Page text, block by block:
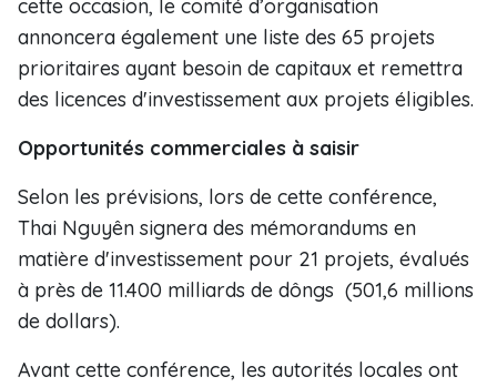
cette occasion, le comité d’organisation
annoncera également une liste des 65 projets
prioritaires ayant besoin de capitaux et remettra
des licences d'investissement aux projets éligibles.
Opportunités commerciales à saisir
Selon les prévisions, lors de cette conférence,
Thai Nguyên signera des mémorandums en
matière d'investissement pour 21 projets, évalués
à près de 11.400 milliards de dôngs (501,6 millions
de dollars).
Avant cette conférence, les autorités locales ont